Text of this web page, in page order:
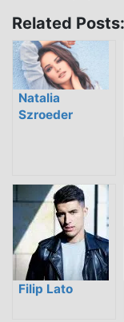
Related Posts:
Natalia
Szroeder
Filip Lato